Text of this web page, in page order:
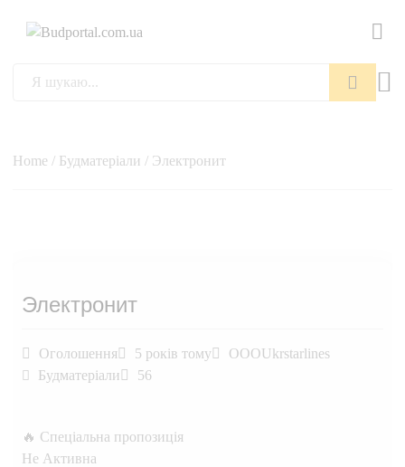
Home / Будматеріали / Электронит
Электронит
Оголошення 5 років тому
OOOUkrstarlines
Будматеріали
56
🔥 Спеціальна пропозиція
Не Активна